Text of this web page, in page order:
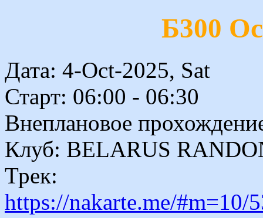
Б300
Дата: 4-Oct-2025, Sat
Старт: 06:00 - 06:30
Внеплановое
Клуб: BELARUS
Трек:
https://nakarte.me/